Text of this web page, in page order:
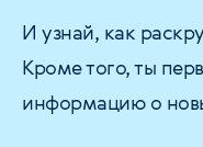
И узнай, как
Кроме того, ты
информацию о